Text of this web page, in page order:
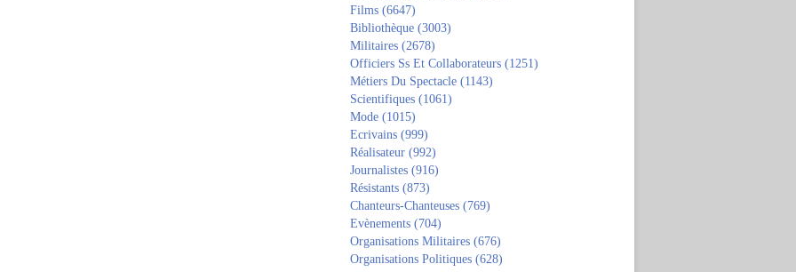
Films (6647)
Bibliothèque (3003)
Militaires (2678)
Officiers Ss Et Collaborateurs (1251)
Métiers Du Spectacle (1143)
Scientifiques (1061)
Mode (1015)
Ecrivains (999)
Réalisateur (992)
Journalistes (916)
Résistants (873)
Chanteurs-Chanteuses (769)
Evènements (704)
Organisations Militaires (676)
Organisations Politiques (628)